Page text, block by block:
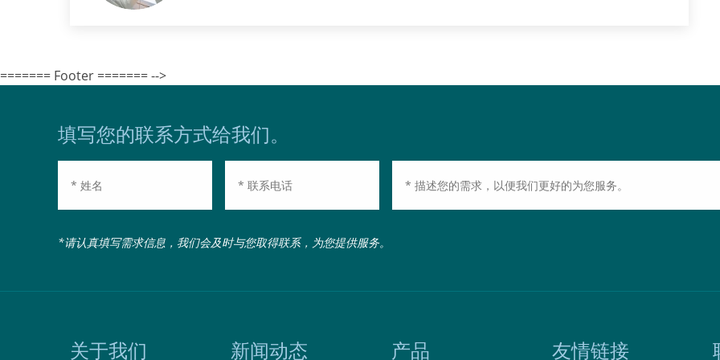
======= Footer ======= -->
填写您的联系方式给我们。
*请认真填写需求信息，我们会及时与您取得联系，为您提供服务。
关于我们 新闻动态 产品 友情链接